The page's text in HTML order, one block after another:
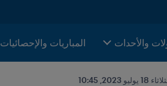
والأحدات المباريات والإحصائيات
18 يوليو 2023, 10:45